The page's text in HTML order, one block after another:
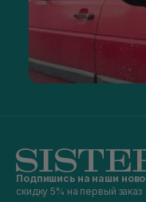
Подпишись на наши
скидку 5% на первый заказ